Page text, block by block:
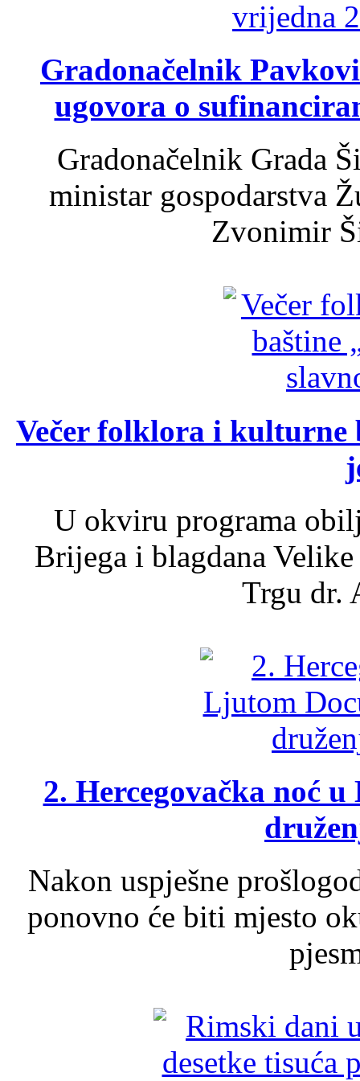
Gradonačelnik
ugovora o
Gradonačelnik Grada
ministar gospodarstva
Zvonimir
Večer folklora i kulturne
U okviru programa
Brijega i blagdana
Trgu dr.
2. Hercegovačka noć
Nakon uspješne
ponovno će biti mjesto